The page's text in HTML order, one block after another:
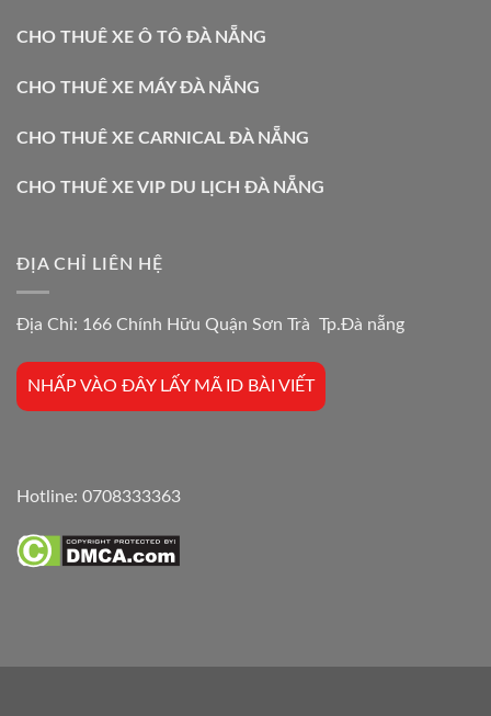
CHO THUÊ XE Ô TÔ ĐÀ NẴNG
CHO THUÊ XE MÁY ĐÀ NẴNG
CHO THUÊ XE CARNICAL ĐÀ NẴNG
CHO THUÊ XE VIP DU LỊCH ĐÀ NẴNG
ĐỊA CHỈ LIÊN HỆ
Địa Chỉ: 166 Chính Hữu Quận Sơn Trà Tp.Đà nẵng
NHẤP VÀO ĐÂY LẤY MÃ ID BÀI VIẾT
Hotline: 0708333363